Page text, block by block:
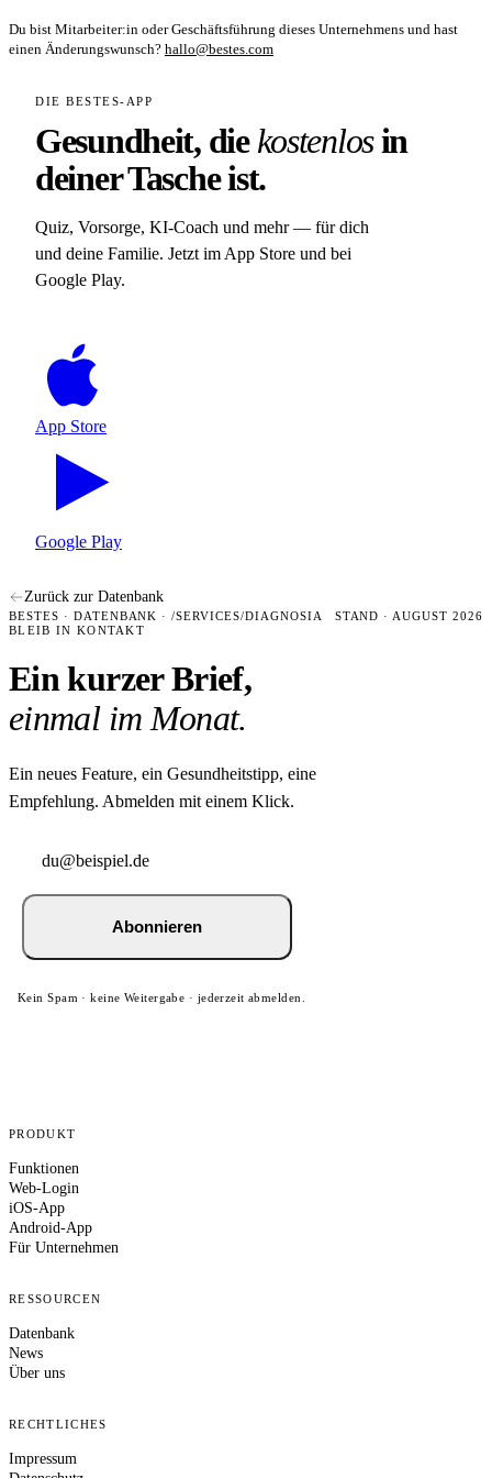
Du bist Mitarbeiter:in oder Geschäftsführung dieses Unternehmens und hast
einen Änderungswunsch? hallo@bestes.com
DIE BESTES-APP
Gesundheit, diekostenlosin
deiner Tasche ist.
Quiz, Vorsorge, KI-Coach und mehr — für dich
und deine Familie. Jetzt im App Store und bei
Google Play.
App Store
Google Play
Zurück zur Datenbank
BESTES · DATENBANK · /SERVICES/DIAGNOSIA
STAND · AUGUST 2026
BLEIB IN KONTAKT
Ein kurzer Brief,
einmal im Monat.
Ein neues Feature, ein Gesundheitstipp, eine
Empfehlung. Abmelden mit einem Klick.
Abonnieren
Kein Spam · keine Weitergabe · jederzeit abmelden.
PRODUKT
Funktionen
Web-Login
iOS-App
Android-App
Für Unternehmen
RESSOURCEN
Datenbank
News
Über uns
RECHTLICHES
Impressum